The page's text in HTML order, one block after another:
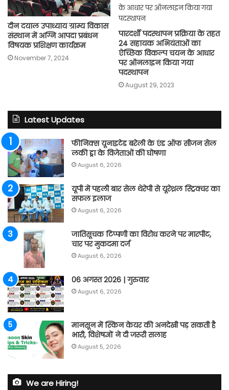
दीन दयाल उपाध्याय ग्राम्य विकास
संस्थान में अग्नि आपदा प्रबंधन
विषयक प्रशिक्षण कार्यक्रम
November 7, 2024
पारदर्शी पदस्थापन प्रक्रिया के तहत
24 सहायक अभियंताओं का
ऐच्छिक विकल्प चयन के आधार
पर ऑनलाइन किया गया
पदस्थापन
August 29, 2023
Latest Updates
फीनिक्स यूनाइटेड बरेली के एंड ऑफ सीजन सेल
लकी ड्रा के विजेताओं की घोषणा
August 6, 2026
यूपी में पहली बार सेल थेरेपी से यूरेथ्रल स्ट्रिक्चर का
सफल इलाज
August 6, 2026
जातिसूचक टिप्पणी का विरोध करने पर मारपीट,
चार पर मुकदमा दर्ज
August 6, 2026
06 अगस्त 2026 | गुरुवार
August 6, 2026
मानसून में स्किन केयर की अनदेखी पड़ सकती है
भारी, विशेषज्ञों ने दी जरूरी सलाह
August 5, 2026
We are Hiring!